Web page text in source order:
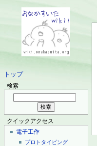
トップ
検索
クイックアクセス
電子工作
プロトタイピング